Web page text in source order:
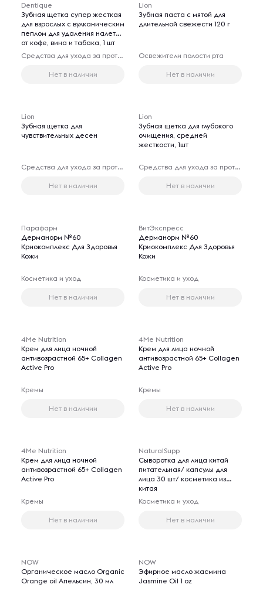
Dentique
Зубная щетка супер жесткая
для взрослых с вулканическим
пеплом для удаления налета
от кофе, вина и табака, 1 шт
Средства для ухода за протезами
Нет в наличии
Lion
Зубная паста с мятой для
длительной свежести 120 г
Освежители полости рта
Нет в наличии
Lion
Зубная щетка для
чувствительных десен
Средства для ухода за протезами
Нет в наличии
Lion
Зубная щетка для глубокого
очищения, средней
жесткости, 1шт
Средства для ухода за протезами
Нет в наличии
Парафарм
Дерманорм №60
Криокомплекс Для Здоровья
Кожи
Косметика и уход
Нет в наличии
ВитЭкспресс
Дерманорм №60
Криокомплекс Для Здоровья
Кожи
Косметика и уход
Нет в наличии
4Me Nutrition
Крем для лица ночной
антивозрастной 65+ Collagen
Active Pro
Кремы
Нет в наличии
4Me Nutrition
Крем для лица ночной
антивозрастной 65+ Collagen
Active Pro
Кремы
Нет в наличии
4Me Nutrition
Крем для лица ночной
антивозрастной 65+ Collagen
Active Pro
Кремы
Нет в наличии
NaturalSupp
Сыворотка для лица китай
питательная/ капсулы для
лица 30 шт/ косметика из
китая
Косметика и уход
Нет в наличии
NOW
Органическое масло Organic
Orange oil Апельсин, 30 мл
NOW
Эфирное масло жасмина
Jasmine Oil 1 oz